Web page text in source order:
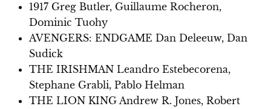
1917 Greg Butler, Guillaume Rocheron,
Dominic Tuohy
AVENGERS: ENDGAME Dan Deleeuw, Dan
Sudick
THE IRISHMAN Leandro Estebecorena,
Stephane Grabli, Pablo Helman
THE LION KING Andrew R. Jones, Robert